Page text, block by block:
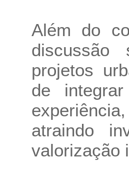
Além do
discussão
projetos
de
atraindo
valorização